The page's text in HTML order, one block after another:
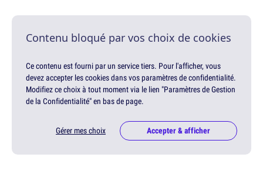
Contenu bloqué par vos choix de cookies
Ce contenu est fourni par un service tiers. Pour l'afficher, vous
devez accepter les cookies dans vos paramètres de confidentialité.
Modifiez ce choix à tout moment via le lien "Paramètres de Gestion
de la Confidentialité" en bas de page.
Gérer mes choix Accepter & afficher